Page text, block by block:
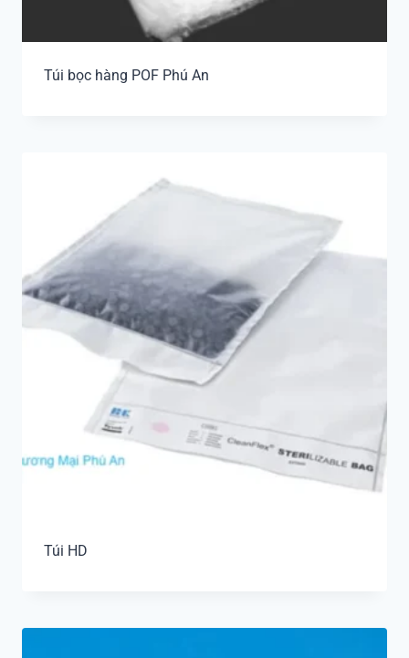
Túi bọc hàng POF Phú An
Túi HD